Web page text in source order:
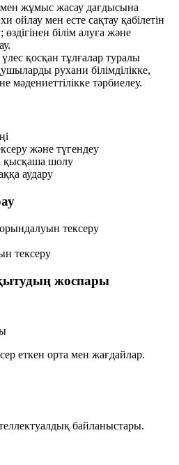
жұмыс жасау дағдысына
ойлау мен есте сақтау қабілетін
білім алуға және
қосқан тұлғалар туралы
рухани білімділікке,
мәдениеттілікке тәрбиелеу.
және түгендеу
қысқаша шолу
аудару
тексеру
тексеру
жоспары
еткен орта мен жағдайлар.
байланыстары.